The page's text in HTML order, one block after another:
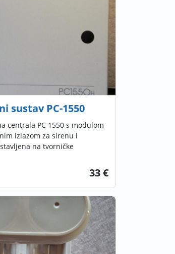
sustav PC-1550
centrala PC 1550 s modulom
izlazom za sirenu i
na tvorničke
33 €